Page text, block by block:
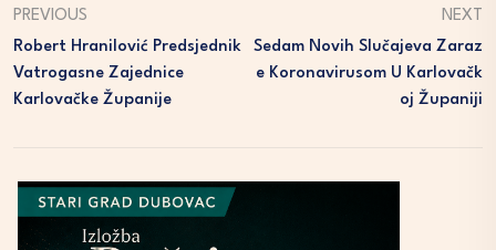
PREVIOUS
Robert Hranilović Predsjednik
Vatrogasne Zajednice
Karlovačke Županije
NEXT
Sedam Novih Slučajeva Zaraz
E Koronavirusom U Karlovačk
Oj Županiji